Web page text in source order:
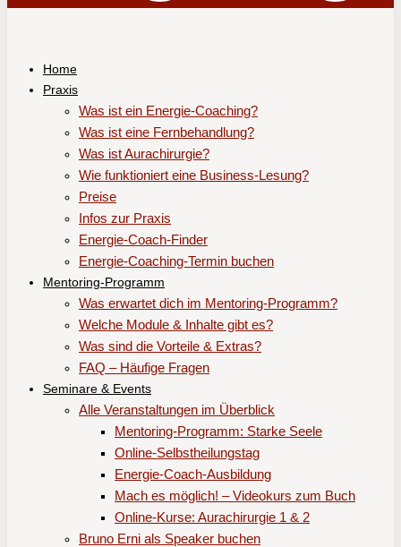
Home
Praxis
Was ist ein Energie-Coaching?
Was ist eine Fernbehandlung?
Was ist Aurachirurgie?
Wie funktioniert eine Business-Lesung?
Preise
Infos zur Praxis
Energie-Coach-Finder
Energie-Coaching-Termin buchen
Mentoring-Programm
Was erwartet dich im Mentoring-Programm?
Welche Module & Inhalte gibt es?
Was sind die Vorteile & Extras?
FAQ – Häufige Fragen
Seminare & Events
Alle Veranstaltungen im Überblick
Mentoring-Programm: Starke Seele
Online-Selbstheilungstag
Energie-Coach-Ausbildung
Mach es möglich! – Videokurs zum Buch
Online-Kurse: Aurachirurgie 1 & 2
Bruno Erni als Speaker buchen